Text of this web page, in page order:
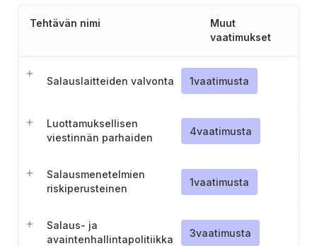
Tehtävän nimi
Muut
vaatimukset
Salauslaitteiden valvonta 1vaatimusta
Luottamuksellisen
viestinnän parhaiden
4vaatimusta
Salausmenetelmien
riskiperusteinen
1vaatimusta
Salaus- ja
avaintenhallintapolitiikka
3vaatimusta